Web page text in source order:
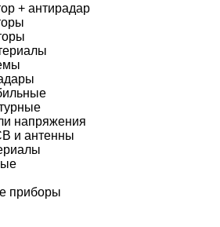
+ антирадар
напряжения
и антенны
приборы